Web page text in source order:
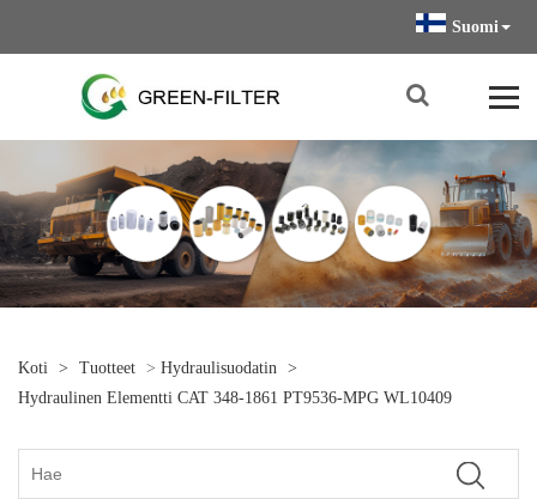
Suomi
Koti > Tuotteet > Hydraulisuodatin >
Hydraulinen Elementti CAT 348-1861 PT9536-MPG WL10409